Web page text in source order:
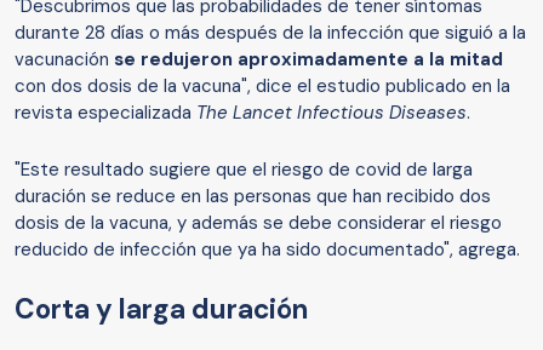
"Descubrimos que las probabilidades de tener síntomas
durante 28 días o más después de la infección que siguió a la
vacunación se redujeron aproximadamente a la mitad
con dos dosis de la vacuna", dice el estudio publicado en la
revista especializada The Lancet Infectious Diseases.
"Este resultado sugiere que el riesgo de covid de larga
duración se reduce en las personas que han recibido dos
dosis de la vacuna, y además se debe considerar el riesgo
reducido de infección que ya ha sido documentado", agrega.
Corta y larga duración